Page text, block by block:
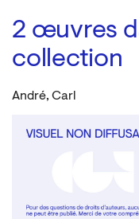
2 œuvres
collection
André, Carl